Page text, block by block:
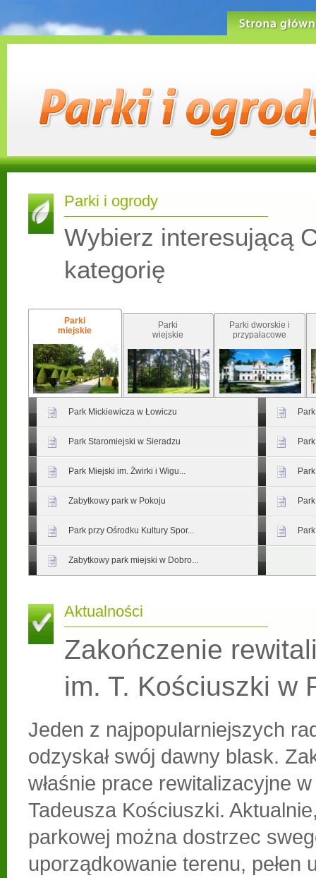
Parki i ogrody
Wybierz interesującą
kategorię
Parki
miejskie
Parki
wiejskie
Parki dworskie i
przypałacowe
Park Mickiewicza w Łowiczu
Park Staromiejski w Sieradzu
Park Miejski im. Żwirki i Wigu...
Zabytkowy park w Pokoju
Park przy Ośrodku Kultury Spor...
Zabytkowy park miejski w Dobro...
Aktualności
Zakończenie
im. T. Kościuszki w
Jeden z najpopularniejszych
odzyskał swój dawny blask.
właśnie prace rewitalizacyjne
Tadeusza Kościuszki.
parkowej można dostrzec
uporządkowanie terenu, pełen
Strona główna